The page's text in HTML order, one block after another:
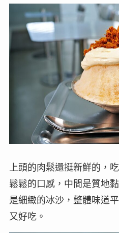
上頭的肉鬆還挺新鮮的，
鬆鬆的口感，中間是質地
是細緻的冰沙，整體味道
又好吃。